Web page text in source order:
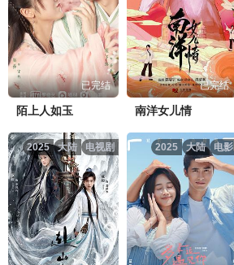
已完结
陌上人如玉
已完结
南洋女儿情
电视剧
大陆
2025 电影
大陆
2025